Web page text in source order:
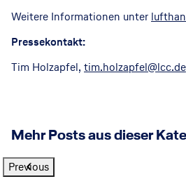
Weitere Informationen unter
Pressekontakt:
Tim Holzapfel, tim.holzapfel@lcc.de
Mehr Posts aus dieser
Previous